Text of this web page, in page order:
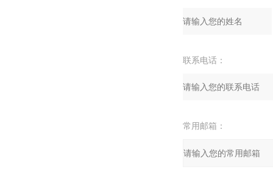
联系电话：
常用邮箱：